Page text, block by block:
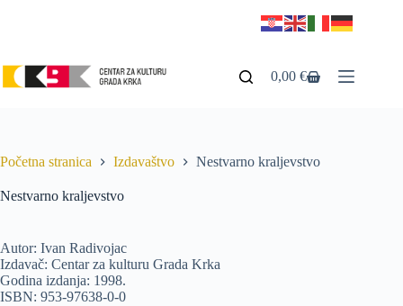
Košarica
0,00€
Početna stranica Izdavaštvo Nestvarno kraljevstvo
Nestvarno kraljevstvo
Autor: Ivan Radivojac
Izdavač: Centar za kulturu Grada Krka
Godina izdanja: 1998.
ISBN: 953-97638-0-0